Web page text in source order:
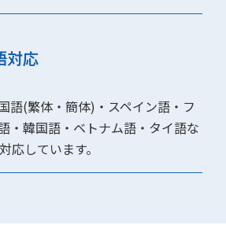
対応
語(繁体・簡体)・スペイン語・フ
・韓国語・ベトナム語・タイ語な
応しています。